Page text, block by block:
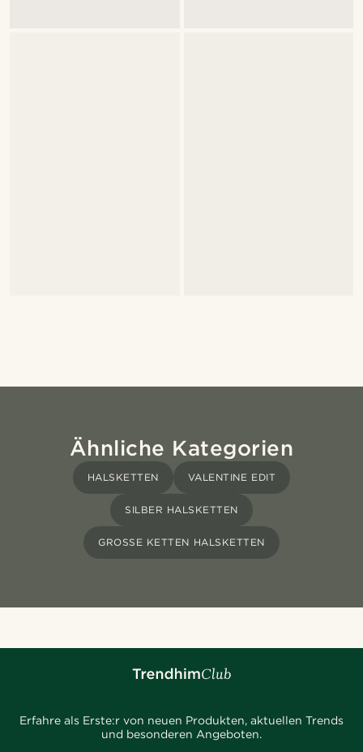
Ähnliche Kategorien
HALSKETTEN VALENTINE EDIT
SILBER HALSKETTEN
GROSSE KETTEN HALSKETTEN
Erfahre als Erste:r von neuen Produkten, aktuellen Trends
und besonderen Angeboten.